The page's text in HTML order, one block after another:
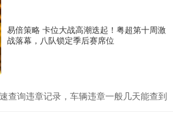
易倍策略 卡位大战高潮迭起！粤超第十周激
战落幕，八队锁定季后赛席位
查询违章记录，车辆违章一般几天能查到